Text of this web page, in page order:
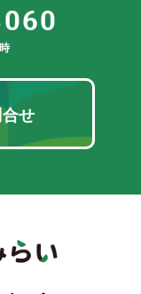
せ